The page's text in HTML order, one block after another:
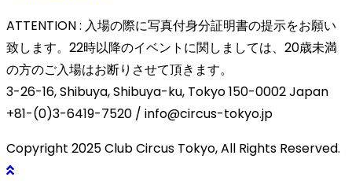
ATTENTION : 入場の際に写真付身分証明書の提示をお願い
致します。22時以降のイベントに関しましては、20歳未満
の方のご入場はお断りさせて頂きます。
3-26-16, Shibuya, Shibuya-ku, Tokyo 150-0002 Japan
+81-(0)3-6419-7520 / info@circus-tokyo.jp
Copyright 2025 Club Circus Tokyo, All Rights Reserved.